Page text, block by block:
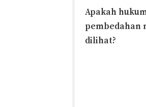
Apakah
pembedahan
dilihat?